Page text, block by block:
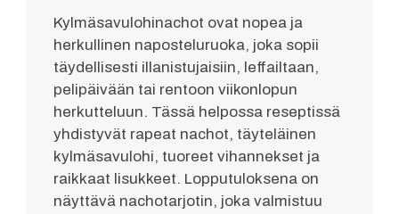
Kylmäsavulohinachot ovat nopea ja
herkullinen naposteluruoka, joka sopii
täydellisesti illanistujaisiin, leffailtaan,
pelipäivään tai rentoon viikonlopun
herkutteluun. Tässä helpossa reseptissä
yhdistyvät rapeat nachot, täyteläinen
kylmäsavulohi, tuoreet vihannekset ja
raikkaat lisukkeet. Lopputuloksena on
näyttävä nachotarjotin, joka valmistuu